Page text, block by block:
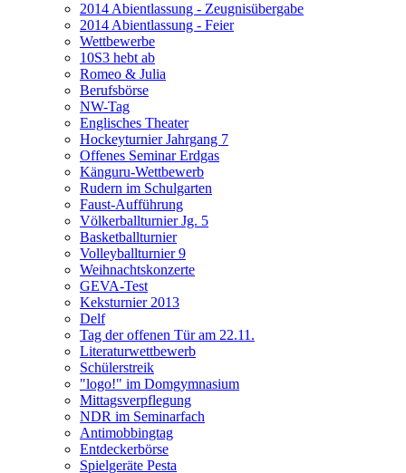
2014 Abientlassung - Zeugnisübergabe
2014 Abientlassung - Feier
Wettbewerbe
10S3 hebt ab
Romeo & Julia
Berufsbörse
NW-Tag
Englisches Theater
Hockeyturnier Jahrgang 7
Offenes Seminar Erdgas
Känguru-Wettbewerb
Rudern im Schulgarten
Faust-Aufführung
Völkerballturnier Jg. 5
Basketballturnier
Volleyballturnier 9
Weihnachtskonzerte
GEVA-Test
Keksturnier 2013
Delf
Tag der offenen Tür am 22.11.
Literaturwettbewerb
Schülerstreik
"logo!" im Domgymnasium
Mittagsverpflegung
NDR im Seminarfach
Antimobbingtag
Entdeckerbörse
Spielgeräte Pesta